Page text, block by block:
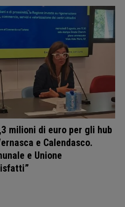
milioni di euro per gli hub
e Calendasco.
e Unione